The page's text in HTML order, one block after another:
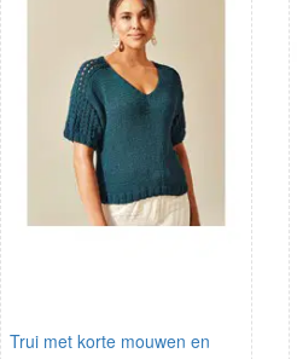
Trui met korte mouwen en